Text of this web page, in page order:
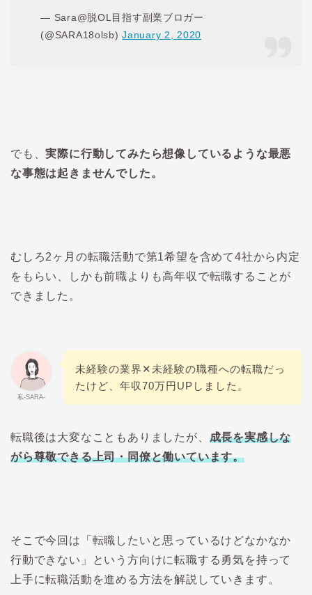
— Sara@脱OL目指す副業ブロガー
(@SARA18olsb)January 2, 2020
でも、実際に行動してみたら想像しているような最悪
な事態は起きませんでした。
むしろ2ヶ月の転職活動で第1希望を含めて4社から内定
をもらい、しかも前職よりも高年収で転職することが
できました。
私-SARA-
未経験の業界✕未経験の職種への転職だっ
たけど、年収70万円UPしました。
転職後は大変なこともありましたが、 成長を実感しな
がら尊敬できる上司・同僚と働いています。
そこで今回は「転職したいと思っているけどなかなか
行動できない」という方向けに転職する勇気を持って
上手に転職活動を進める方法を解説していきます。